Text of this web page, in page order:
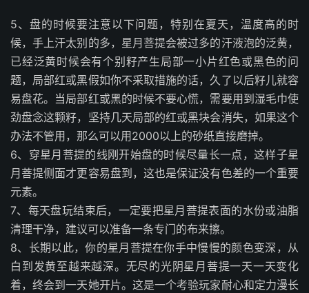
5、盘的时候要注意以下问题，特别在夏天，温度高的时
候，手上汗太别的多，星月菩提会被过多的汗液泡的泛黄，
已经泛黄时候会有个别籽产生局部一小片红色或黑色的问
题，局部红或黑假如你不采取措施的话，久了以后籽儿就容
易盘花。当局部红或黑的时候不要心慌，需要用到湿毛巾使
劲盘念这颗籽，坚持几天局部的红或黑块会消失，如果这个
办法不管用，那么可以用2000以上的砂纸直接磨掉。
6、穿星月菩提的线刚开始盘的时候尽量长一点，这样子星
月菩提侧面才更容易盘到，这也是保证没有色差的一个重要
元素。
7、每天盘玩结束后，一定要把星月菩提表面的水份或油脂
清理干净，建议可以准备一条专门的布来擦。
8、长期以此，你的星月菩提在你手中慢慢的颜色变深，从
白到发黄至越来越深。无尽的光阴星月菩提一天一天变化
着，终会到一天她开片。这是一个考验玩家耐心和定力漫长